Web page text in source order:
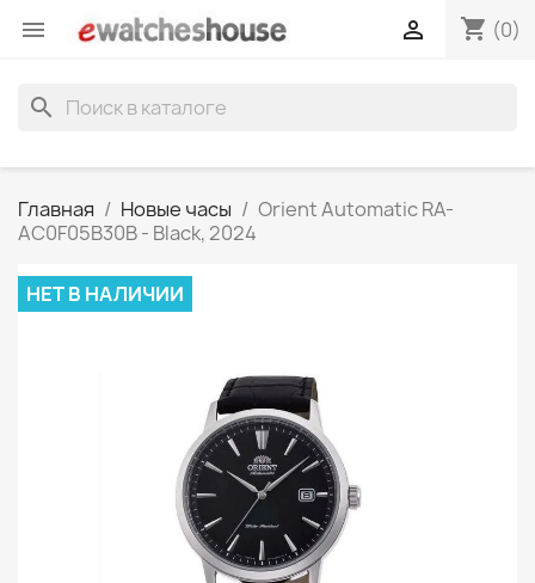
 shopping_cart (0)

search
Главная Новые часы
Orient Automatic RA-
AC0F05B30B - Black, 2024
НЕТ В НАЛИЧИИ